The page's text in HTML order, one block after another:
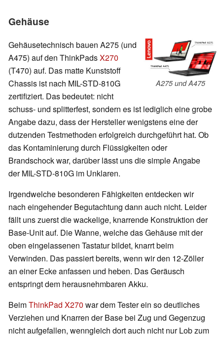
Gehäuse
A275 und A475
Gehäusetechnisch bauen A275 (und
A475) auf den ThinkPadsX270
(T470) auf. Das matte Kunststoff
Chassis ist nach MIL-STD-810G
zertifiziert. Das bedeutet: nicht
schuss- und splitterfest, sondern es ist lediglich eine grobe
Angabe dazu, dass der Hersteller wenigstens eine der
dutzenden Testmethoden erfolgreich durchgeführt hat. Ob
das Kontaminierung durch Flüssigkeiten oder
Brandschock war, darüber lässt uns die simple Angabe
der MIL-STD-810G im Unklaren.
Irgendwelche besonderen Fähigkeiten entdecken wir
nach eingehender Begutachtung dann auch nicht. Leider
fällt uns zuerst die wackelige, knarrende Konstruktion der
Base-Unit auf. Die Wanne, welche das Gehäuse mit der
oben eingelassenen Tastatur bildet, knarrt beim
Verwinden. Das passiert bereits, wenn wir den 12-Zöller
an einer Ecke anfassen und heben. Das Geräusch
entspringt dem herausnehmbaren Akku.
BeimThinkPad X270 war dem Tester ein so deutliches
Verziehen und Knarren der Base bei Zug und Gegenzug
nicht aufgefallen, wenngleich dort auch nicht nur Lob zum